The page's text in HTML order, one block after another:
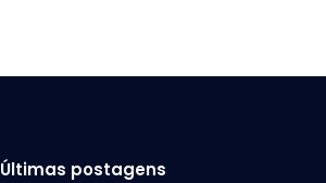
Últimas postagens